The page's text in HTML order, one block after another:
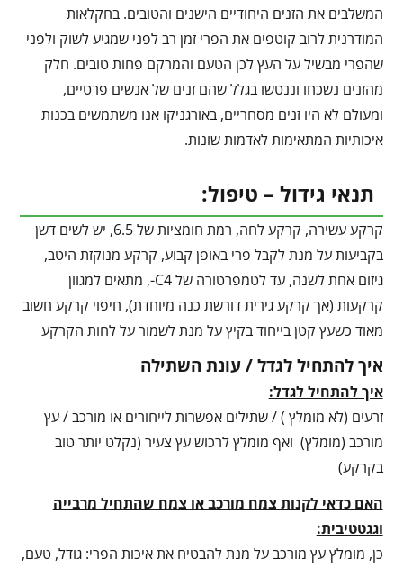
המשלבים את הזנים היחודיים הישנים והטובים. בחקלאות
המודרנית לרוב קוטפים את הפרי זמן רב לפני שמגיע לשוק ולפני
שהפרי מבשיל על העץ לכן הטעם והמרקם פחות טובים. חלק
מהזנים נשכחו וננטשו בגלל שהם זנים של אנשים פרטיים,
ומעולם לא היו זנים מסחריים, באורגניקו אנו משתמשים בכנות
איכותיות המתאימות לאדמות שונות.
תנאי גידול – טיפול:
קרקע עשירה, קרקע לחה, רמת חומציות של 6.5, יש לשים דשן
בקביעות על מנת לקבל פרי באופן קבוע, קרקע מנוקזת היטב,
גיזום אחת לשנה, עד לטמפרטורה של C4-, מתאים למגוון
קרקעות (אך קרקע גירית דורשת כנה מיוחדת), חיפוי קרקע חשוב
מאוד כשעץ קטן בייחוד בקיץ על מנת לשמור על לחות הקרקע
איך להתחיל לגדל / עונת השתילה
איך להתחיל לגדל:
זרעים (לא מומלץ ) / שתילים אפשרות לייחורים או מורכב / עץ
מורכב (מומלץ) ואף מומלץ לרכוש עץ צעיר (נקלט יותר טוב
בקרקע)
האם כדאי לקנות צמח מורכב או צמח שהתחיל מרבייה
וגגטטיבית:
כן, מומלץ עץ מורכב על מנת להבטיח את איכות הפרי: גודל, טעם,